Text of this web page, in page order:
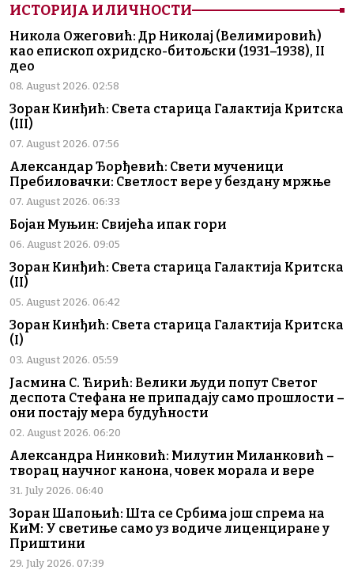
ИСТОРИЈА И ЛИЧНОСТИ
Никола Ожеговић: Др Николај (Велимировић)
као епископ охридско-битољски (1931–1938), II
део
08. August 2026. 02:58
Зоран Кинђић: Света старица Галактија Критска
(III)
07. August 2026. 07:56
Александар Ђорђевић: Свети мученици
Пребиловачки: Светлост вере у бездану мржње
07. August 2026. 06:33
Бојан Муњин: Свијећа ипак гори
06. August 2026. 09:05
Зоран Кинђић: Света старица Галактија Критска
(II)
05. August 2026. 06:42
Зоран Кинђић: Света старица Галактија Критска
(I)
03. August 2026. 05:59
Јасмина С. Ћирић: Велики људи попут Светог
деспота Стефана не припадају само прошлости –
они постају мера будућности
02. August 2026. 06:20
Александра Нинковић: Милутин Миланковић –
творац научног канона, човек морала и вере
31. July 2026. 06:40
Зоран Шапоњић: Шта се Србима још спрема на
КиМ: У светиње само уз водиче лиценциране у
Приштини
29. July 2026. 07:39